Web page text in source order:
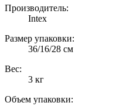
Производитель:
Intex
Размер упаковки:
36/16/28 см
Вес:
3 кг
Объем упаковки: